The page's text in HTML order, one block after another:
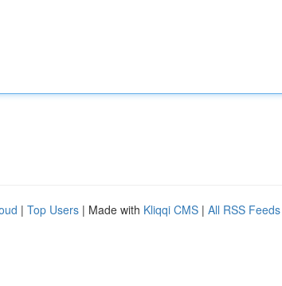
| Top Users | Made with Kliqqi CMS | All RSS Feeds